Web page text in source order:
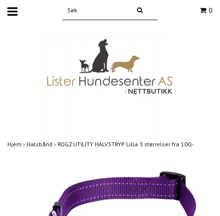
0
Hjem › Halsbånd › ROGZ UTILITY HALVSTRYP Lilla 3 størrelser fra 100,-